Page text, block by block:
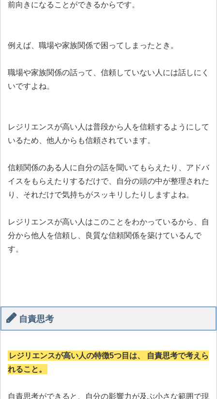
前向きになることができるからです。
例えば、職場や家族関係で困ってしまったとき。
職場や家族関係の話って、信頼していない人には話しにく
いですよね。
レジリエンスが高い人は普段から人を信頼するようにして
いるため、他人からも信頼されています。
信頼関係のある人に自分の話を聞いてもらえたり、アドバ
イスをもらえたりするだけで、自分の頭の中が整理された
り、それだけで気持ちがスッキリしたりしますよね。
レジリエンスが高い人はこのことをわかっているから、自
分から他人を信頼し、良質な信頼関係を築けているんで
す。
自責思考
レジリエンスが高い人の特徴5つ目は、 自責思考で考えら
れること。
自責思考ができると、自分の影響力が及ぶ小さな範囲で現